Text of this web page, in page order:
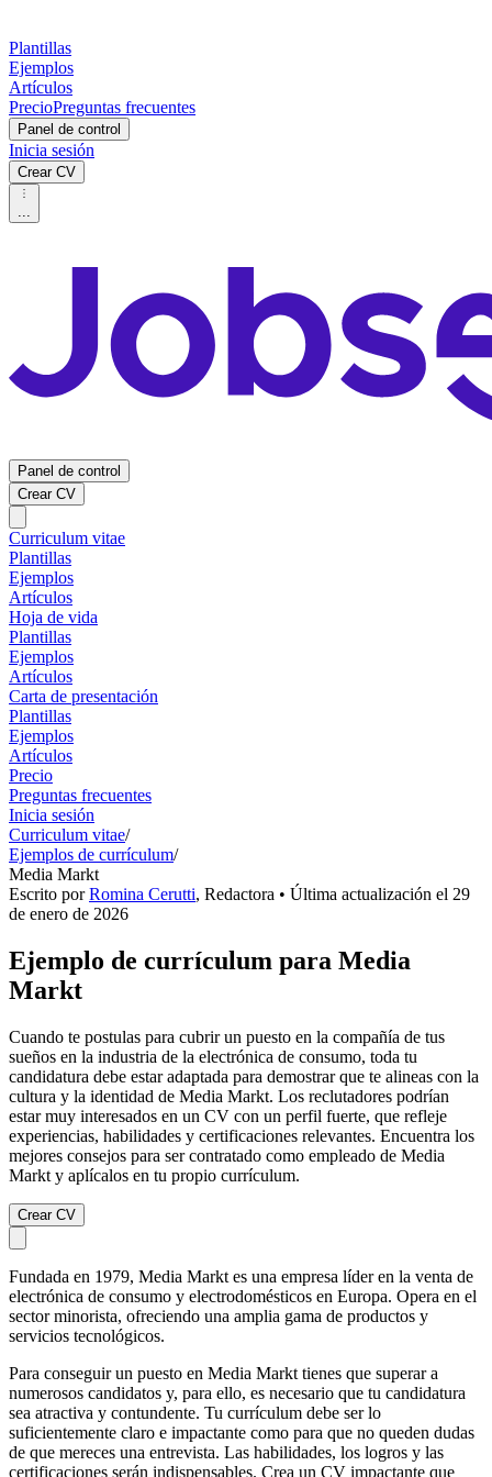
Plantillas
Ejemplos
Artículos
PrecioPreguntas frecuentes
Panel de control
Inicia sesión
Crear CV
...
Panel de control
Crear CV
Curriculum vitae
Plantillas
Ejemplos
Artículos
Hoja de vida
Plantillas
Ejemplos
Artículos
Carta de presentación
Plantillas
Ejemplos
Artículos
Precio
Preguntas frecuentes
Inicia sesión
Curriculum vitae/
Ejemplos de currículum/
Media Markt
Escrito porRomina Cerutti, Redactora • Última actualización el 29
de enero de 2026
Ejemplo de currículum para Media
Markt
Cuando te postulas para cubrir un puesto en la compañía de tus
sueños en la industria de la electrónica de consumo, toda tu
candidatura debe estar adaptada para demostrar que te alineas con la
cultura y la identidad de Media Markt. Los reclutadores podrían
estar muy interesados en un CV con un perfil fuerte, que refleje
experiencias, habilidades y certificaciones relevantes. Encuentra los
mejores consejos para ser contratado como empleado de Media
Markt y aplícalos en tu propio currículum.
Crear CV
Fundada en 1979, Media Markt es una empresa líder en la venta de
electrónica de consumo y electrodomésticos en Europa. Opera en el
sector minorista, ofreciendo una amplia gama de productos y
servicios tecnológicos.
Para conseguir un puesto en Media Markt tienes que superar a
numerosos candidatos y, para ello, es necesario que tu candidatura
sea atractiva y contundente. Tu currículum debe ser lo
suficientemente claro e impactante como para que no queden dudas
de que mereces una entrevista. Las habilidades, los logros y las
certificaciones serán indispensables. Crea un CV impactante que